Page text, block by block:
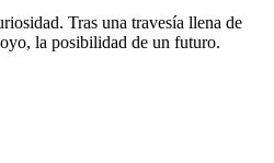
Tras una travesía llena de
la posibilidad de un futuro.